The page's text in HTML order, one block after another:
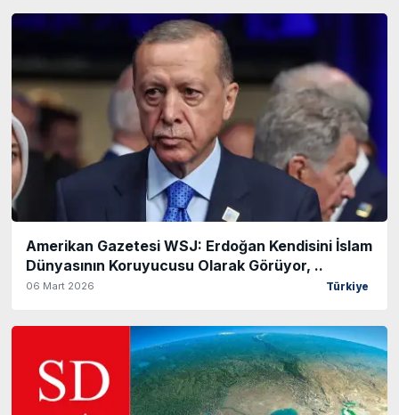
Amerikan Gazetesi WSJ: Erdoğan Kendisini İslam
Dünyasının Koruyucusu Olarak Görüyor, ..
06 Mart 2026 Türkiye